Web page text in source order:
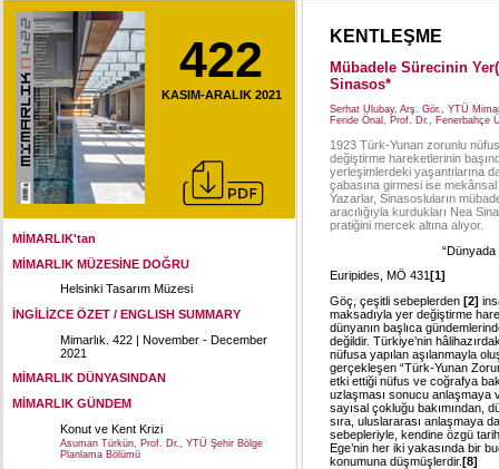
422
KASIM-ARALIK 2021
MİMARLIK'tan
MİMARLIK MÜZESİNE DOĞRU
Helsinki Tasarım Müzesi
İNGİLİZCE ÖZET / ENGLISH SUMMARY
Mimarlık. 422 | November - December
2021
MİMARLIK DÜNYASINDAN
MİMARLIK GÜNDEM
Konut ve Kent Krizi
Asuman Türkün, Prof. Dr., YTÜ Şehir Bölge
Planlama Bölümü
KENTLEŞME
Mübadele Sürecinin
Sinasos*
Serhat Ulubay, Arş. Gör., YTÜ
Feride Önal, Prof. Dr., Fenerbahçe
1923 Türk-Yunan zorunlu
değiştirme hareketlerinin
yerleşimlerdeki yaşantılarına
çabasına girmesi ise
Yazarlar, Sinasosluların
aracılığıyla kurdukları Nea
pratiğini mercek altına alıyor.
Euripides, MÖ 431 [1]
Göç, çeşitli sebeplerden [2]
maksadıyla yer değiştirme
dünyanın başlıca
değildir. Türkiye’nin
nüfusa yapılan aşılanmayla
gerçekleşen “Türk-Yunan
etki ettiği nüfus ve coğrafya
uzlaşması sonucu anlaşmaya
sayısal çokluğu bakımından,
sıra, uluslararası anlaşmaya
sebepleriyle, kendine özgü
Ege’nin her iki yakasında bir
konumuna düşmüşlerdir.[8]